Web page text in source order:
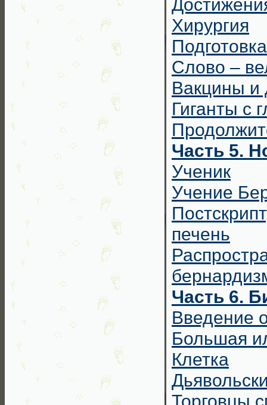
Хирургия
Слово –
Вакцины и
Гиганты с
Часть 5.
Ученик
Учение
печень
Часть 6.
Введение
Большая
Клетка
Торговцы